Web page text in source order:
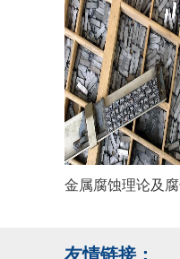
友情链接：